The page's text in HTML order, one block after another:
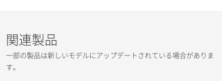
関連製品
一部の製品は新しいモデルにアップデートされている場合がありま
す。